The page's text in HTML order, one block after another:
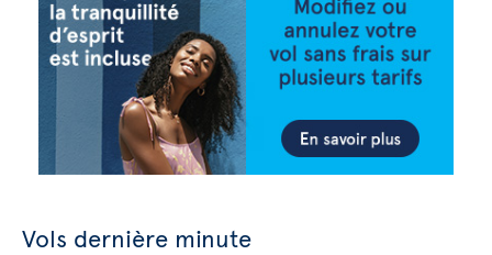
Vols dernière minute